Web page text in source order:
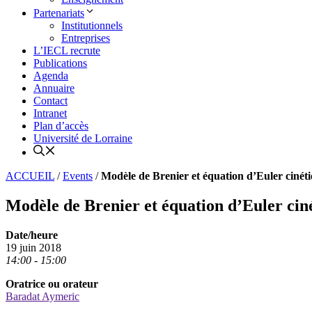
Partenariats
Institutionnels
Entreprises
L’IECL recrute
Publications
Agenda
Annuaire
Contact
Intranet
Plan d’accès
Université de Lorraine
ACCUEIL /Events /Modèle de Brenier et équation d’Euler
Modèle de Brenier et équation d’Euler
Date/heure
19 juin 2018
14:00 - 15:00
Oratrice ou orateur
Baradat Aymeric